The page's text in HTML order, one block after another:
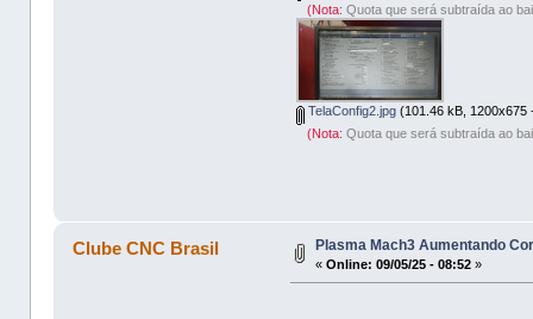
(Nota: Quota que será subtraída ao
TelaConfig2.jpg (101.46 kB,
(Nota: Quota que será subtraída ao
Clube CNC Brasil Plasma Mach3 Aumentando
«Online: 09/05/25 - 08:52 »